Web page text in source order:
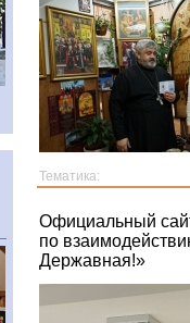
Тематика:
Официальный
по
Державная!»